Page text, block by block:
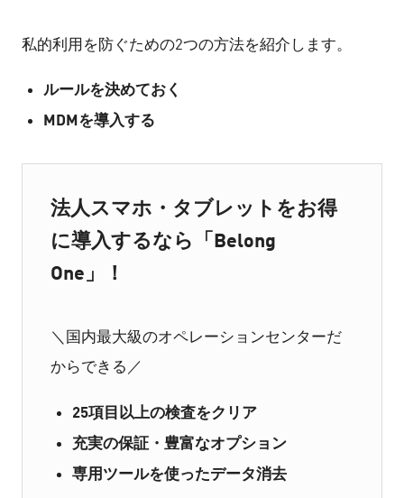
私的利用を防ぐための2つの方法を紹介します。
ルールを決めておく
MDMを導入する
法人スマホ・タブレットをお得
に導入するなら「Belong
One」！
＼国内最大級のオペレーションセンターだ
からできる／
25項目以上の検査をクリア
充実の保証・豊富なオプション
専用ツールを使ったデータ消去